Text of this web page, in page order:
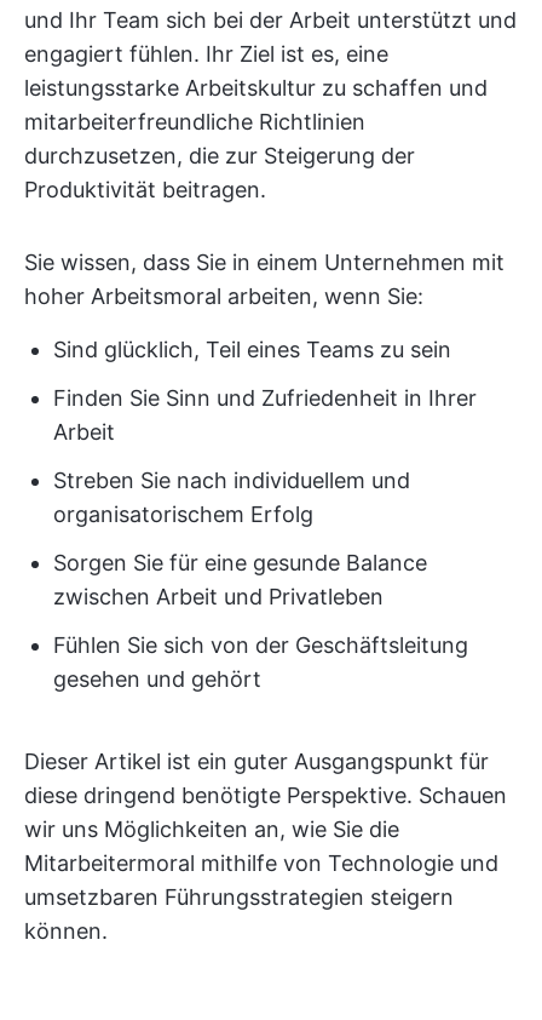
und Ihr Team sich bei der Arbeit unterstützt und
engagiert fühlen. Ihr Ziel ist es, eine
leistungsstarke Arbeitskultur zu schaffen und
mitarbeiterfreundliche Richtlinien
durchzusetzen, die zur Steigerung der
Produktivität beitragen.
Sie wissen, dass Sie in einem Unternehmen mit
hoher Arbeitsmoral arbeiten, wenn Sie:
Sind glücklich, Teil eines Teams zu sein
Finden Sie Sinn und Zufriedenheit in Ihrer
Arbeit
Streben Sie nach individuellem und
organisatorischem Erfolg
Sorgen Sie für eine gesunde Balance
zwischen Arbeit und Privatleben
Fühlen Sie sich von der Geschäftsleitung
gesehen und gehört
Dieser Artikel ist ein guter Ausgangspunkt für
diese dringend benötigte Perspektive. Schauen
wir uns Möglichkeiten an, wie Sie die
Mitarbeitermoral mithilfe von Technologie und
umsetzbaren Führungsstrategien steigern
können.